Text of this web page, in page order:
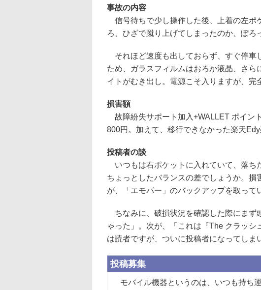
事故の内容
信号待ちで少し操作した後、上着の左ポ
ろ、ひざで蹴り上げてしまったのか、ぽろ
それほど速度も出しておらず、すぐ停車
ため、ガラスフィルムはおろか液晶、さ
イトがむき出し。電源こそ入りますが、完
損害額
故障紛失サポート加入+WALLET ポイン
800円。加えて、移行できなかった楽天
投稿者の談
いつもは右ポケットに入れていて、落ち
ちょっとしたバランスの差でしょうか。損
が、「エモパー」のバックアップを取って
ちなみに、破損状況を確認した際にまず
ゃった」。次が、「これは『The クラッ
は読者ですが、ついに投稿者になってし
投稿募集
モバイル機器というのは、いつも持ち